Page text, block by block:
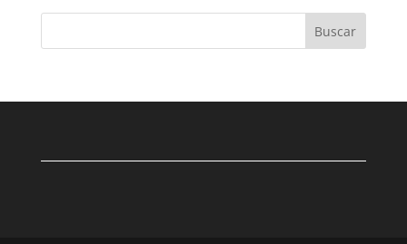
Buscar